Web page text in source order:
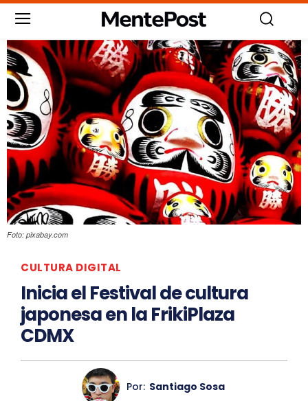
Foto: pixabay.com
CULTURA DIGITAL
Inicia el Festival de cultura
japonesa en la FrikiPlaza
CDMX
Por: Santiago Sosa